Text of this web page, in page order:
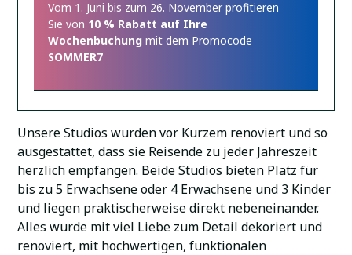
Unsere Studios wurden vor Kurzem renoviert und so
ausgestattet, dass sie Reisende zu jeder Jahreszeit
herzlich empfangen. Beide Studios bieten Platz für
bis zu 5 Erwachsene oder 4 Erwachsene und 3 Kinder
und liegen praktischerweise direkt nebeneinander.
Alles wurde mit viel Liebe zum Detail dekoriert und
renoviert, mit hochwertigen, funktionalen
Vom 1. Juni bis zum 26. November profitieren
Sie von 10 % Rabatt auf Ihre
Wochenbuchung mit dem Promocode
SOMMER7